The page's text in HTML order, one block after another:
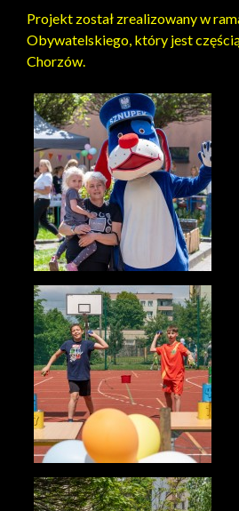
Projekt został zrealizowany w
Obywatelskiego, który jest
Chorzów.